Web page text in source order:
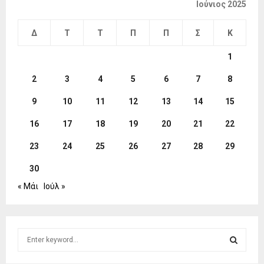
Ιούνιος 2025
Δ Τ Τ Π Π Σ Κ
1
2 3 4 5 6 7 8
9 10 11 12 13 14 15
16 17 18 19 20 21 22
23 24 25 26 27 28 29
30
« Μάι
Ιούλ »